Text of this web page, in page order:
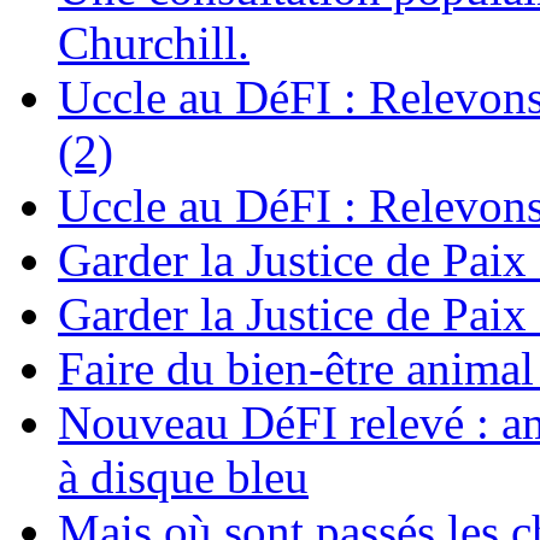
Churchill.
Uccle au DéFI :
(2)
Uccle au DéFI :
Garder la Justice de
Garder la Justice de
Faire du bien-être
Nouveau DéFI relevé :
à disque bleu